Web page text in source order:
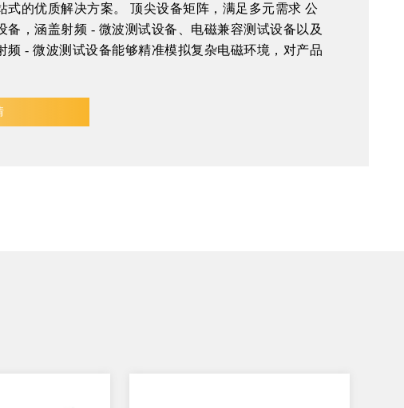
式的优质解决方案。 顶尖设备矩阵，满足多元需求 公
备，涵盖射频 - 微波测试设备、电磁兼容测试设备以及
频 - 微波测试设备能够精准模拟复杂电磁环境，对产品